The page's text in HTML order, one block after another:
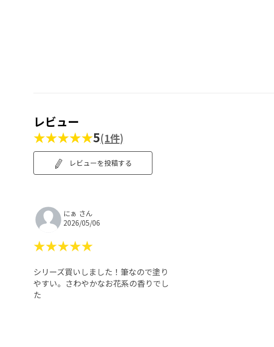
レビュー
★★★★★5(1件)
レビューを投稿する
にぁ さん
2026/05/06
★★★★★
シリーズ買いしました！筆なので塗り
やすい。さわやかなお花系の香りでし
た